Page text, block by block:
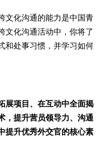
文化沟通的能力是中国青
文化沟通活动中，你将了
和处事习惯，并学习如何
展项目、在互动中全面揭
，提升营员领导力、沟通
提升优秀外交官的核心素